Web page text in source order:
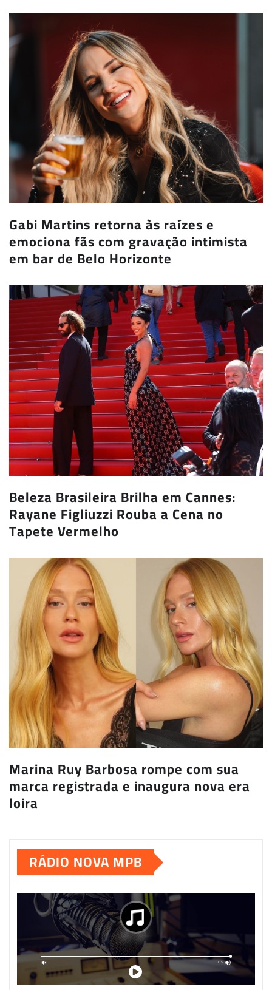
Gabi Martins retorna às raízes e
emociona fãs com gravação intimista
em bar de Belo Horizonte
Beleza Brasileira Brilha em Cannes:
Rayane Figliuzzi Rouba a Cena no
Tapete Vermelho
Marina Ruy Barbosa rompe com sua
marca registrada e inaugura nova era
loira
RÁDIO NOVA MPB